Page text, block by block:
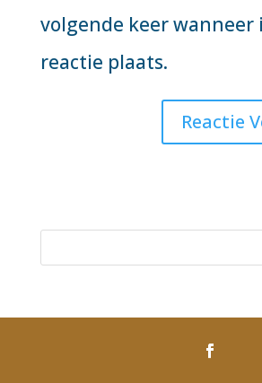
volgende keer wanneer
reactie plaats.